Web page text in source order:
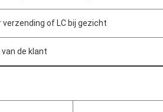
of LC bij gezicht
de klant